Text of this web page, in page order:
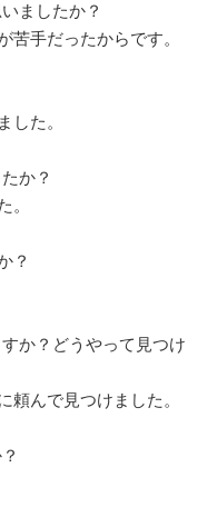
ましたか？
苦手だったからです。
した。
か？
。
？
か？どうやって見つけ
頼んで見つけました。